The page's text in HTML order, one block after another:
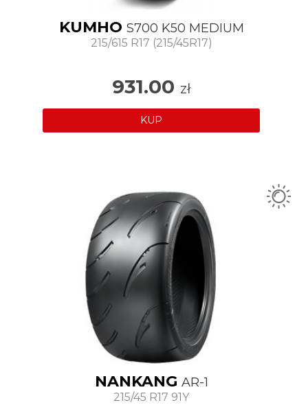
KUMHO S700 K50 MEDIUM
215/615 R17 (215/45R17)
931.00 zł
KUP
NANKANG AR-1
215/45 R17 91Y